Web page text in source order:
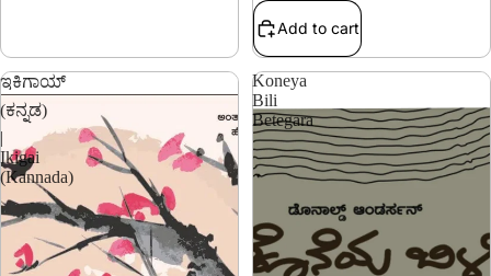
Add to cart
ಇಕಿಗಾಯ್
(ಕನ್ನಡ)
|
Ikigai
(Kannada)
Koneya
Bili
Betegara